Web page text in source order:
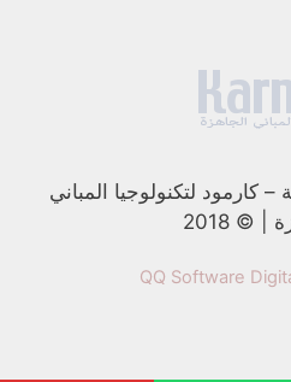
–كارمود لتكنولوجيا المباني
| © 2018
QQ Software